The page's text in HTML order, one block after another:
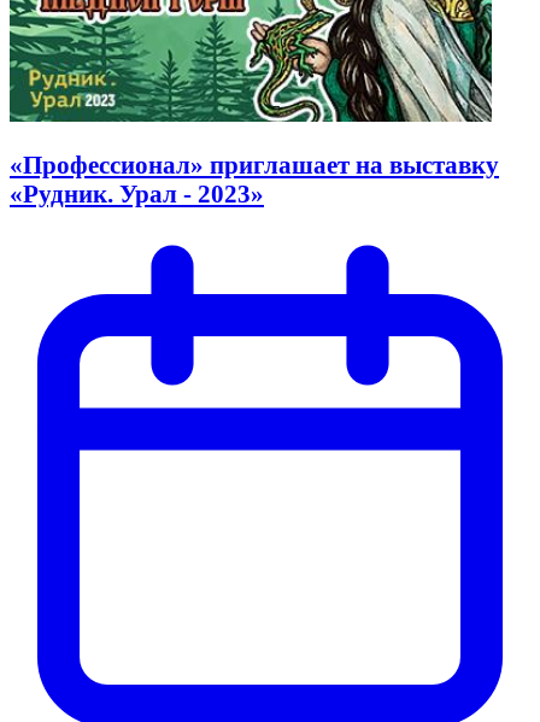
«Профессионал» приглашает на выставку
«Рудник. Урал - 2023»